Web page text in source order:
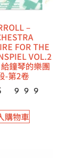
–
FOR THE
VOL.2
鐘琴的樂團
-第2卷
999
購物車